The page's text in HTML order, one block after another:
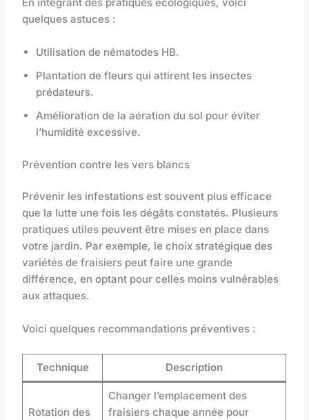
quelques astuces :
Utilisation de nématodes HB.
Plantation de fleurs qui attirent les insectes
prédateurs.
Amélioration de la aération du sol pour éviter
l’humidité excessive.
Prévention contre les vers blancs
Prévenir les infestations est souvent plus efficace
que la lutte une fois les dégâts constatés. Plusieurs
pratiques utiles peuvent être mises en place dans
votre jardin. Par exemple, le choix stratégique des
variétés de fraisiers peut faire une grande
différence, en optant pour celles moins vulnérables
aux attaques.
Voici quelques recommandations préventives :
Technique Description
Rotation des
Changer l’emplacement des
fraisiers chaque année pour